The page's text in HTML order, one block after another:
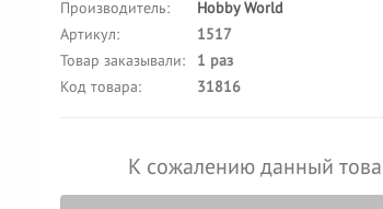
Производитель:
Hobby World
Артикул:
1517
Товар заказывали:
1 раз
Код товара:
31816
К сожалению данный